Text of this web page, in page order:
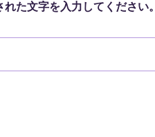
れた文字を入力してください。